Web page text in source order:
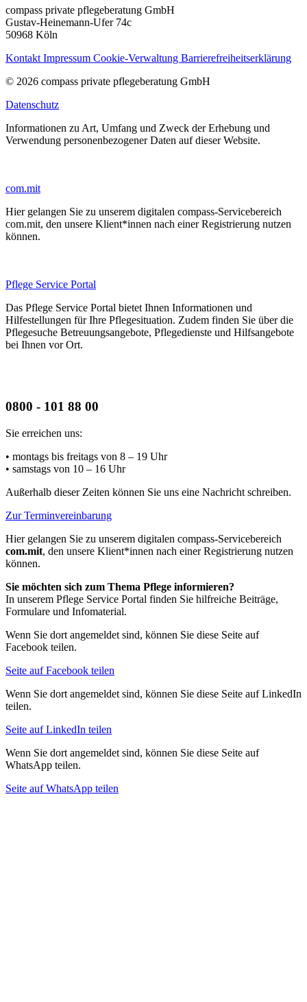
compass private pflegeberatung GmbH
Gustav-Heinemann-Ufer 74c
50968 Köln
Kontakt Impressum Cookie-Verwaltung Barrierefreiheitserklärung
© 2026 compass private pflegeberatung GmbH
Datenschutz
Informationen zu Art, Umfang und Zweck der Erhebung und
Verwendung personenbezogener Daten auf dieser Website.
com.mit
Hier gelangen Sie zu unserem digitalen compass-Servicebereich
com.mit, den unsere Klient*innen nach einer Registrierung nutzen
können.
Pflege Service Portal
Das Pflege Service Portal bietet Ihnen Informationen und
Hilfestellungen für Ihre Pflegesituation. Zudem finden Sie über die
Pflegesuche Betreuungsangebote, Pflegedienste und Hilfsangebote
bei Ihnen vor Ort.
0800 - 101 88 00
Sie erreichen uns:
• montags bis freitags von 8 – 19 Uhr
• samstags von 10 – 16 Uhr
Außerhalb dieser Zeiten können Sie uns eine Nachricht schreiben.
Zur Terminvereinbarung
Hier gelangen Sie zu unserem digitalen compass-Servicebereich
com.mit, den unsere Klient*innen nach einer Registrierung nutzen
können.
Sie möchten sich zum Thema Pflege informieren?
In unserem Pflege Service Portal finden Sie hilfreiche Beiträge,
Formulare und Infomaterial.
Wenn Sie dort angemeldet sind, können Sie diese Seite auf
Facebook teilen.
Seite auf Facebook teilen
Wenn Sie dort angemeldet sind, können Sie diese Seite auf LinkedIn
teilen.
Seite auf LinkedIn teilen
Wenn Sie dort angemeldet sind, können Sie diese Seite auf
WhatsApp teilen.
Seite auf WhatsApp teilen